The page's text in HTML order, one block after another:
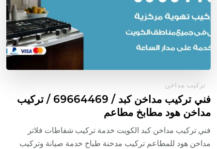
تركيب مداخن
فني تركيب مداخن كبد / 69664469 / تركيب
مداخن هود مطابخ مطاعم
فني تركيب مداخن كبد الكويت خدمة تركيب شفاطات فلاتر
مداخن هود للمطاعم تركيب مدخنة طباخ خدمة صيانة وتركيب